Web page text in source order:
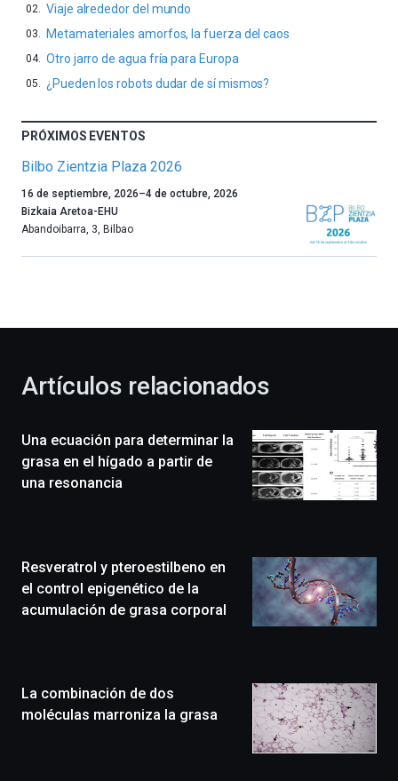
Viaje alrededor del mundo
Metamateriales amorfos, la fuerza del caos
Otro jarro de agua fría para Europa
¿Pueden los robots dudar de sí mismos?
PRÓXIMOS EVENTOS
Bilbo Zientzia Plaza 2026
Un
año
más,
celebración
novena
edición
de
un
festival
monólogos,
exposiciones,
16 de septiembre, 2026–4 de octubre, 2026
Bizkaia Aretoa-EHU
Abandoibarra, 3, Bilbao
Artículos relacionados
Una ecuación para determinar la
grasa en el hígado a partir de
una resonancia
Resveratrol y pteroestilbeno en
el control epigenético de la
acumulación de grasa corporal
La combinación de dos
moléculas marroniza la grasa